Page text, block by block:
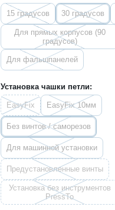
15 градусов 30 градусов
Для прямых корпусов (90
градусов)
Для фальшпанелей
Установка чашки петли:
EasyFix EasyFix 10мм
Без винтов / саморезов
Для машинной установки
Предустановленные винты
Установка без инструментов
PressTo